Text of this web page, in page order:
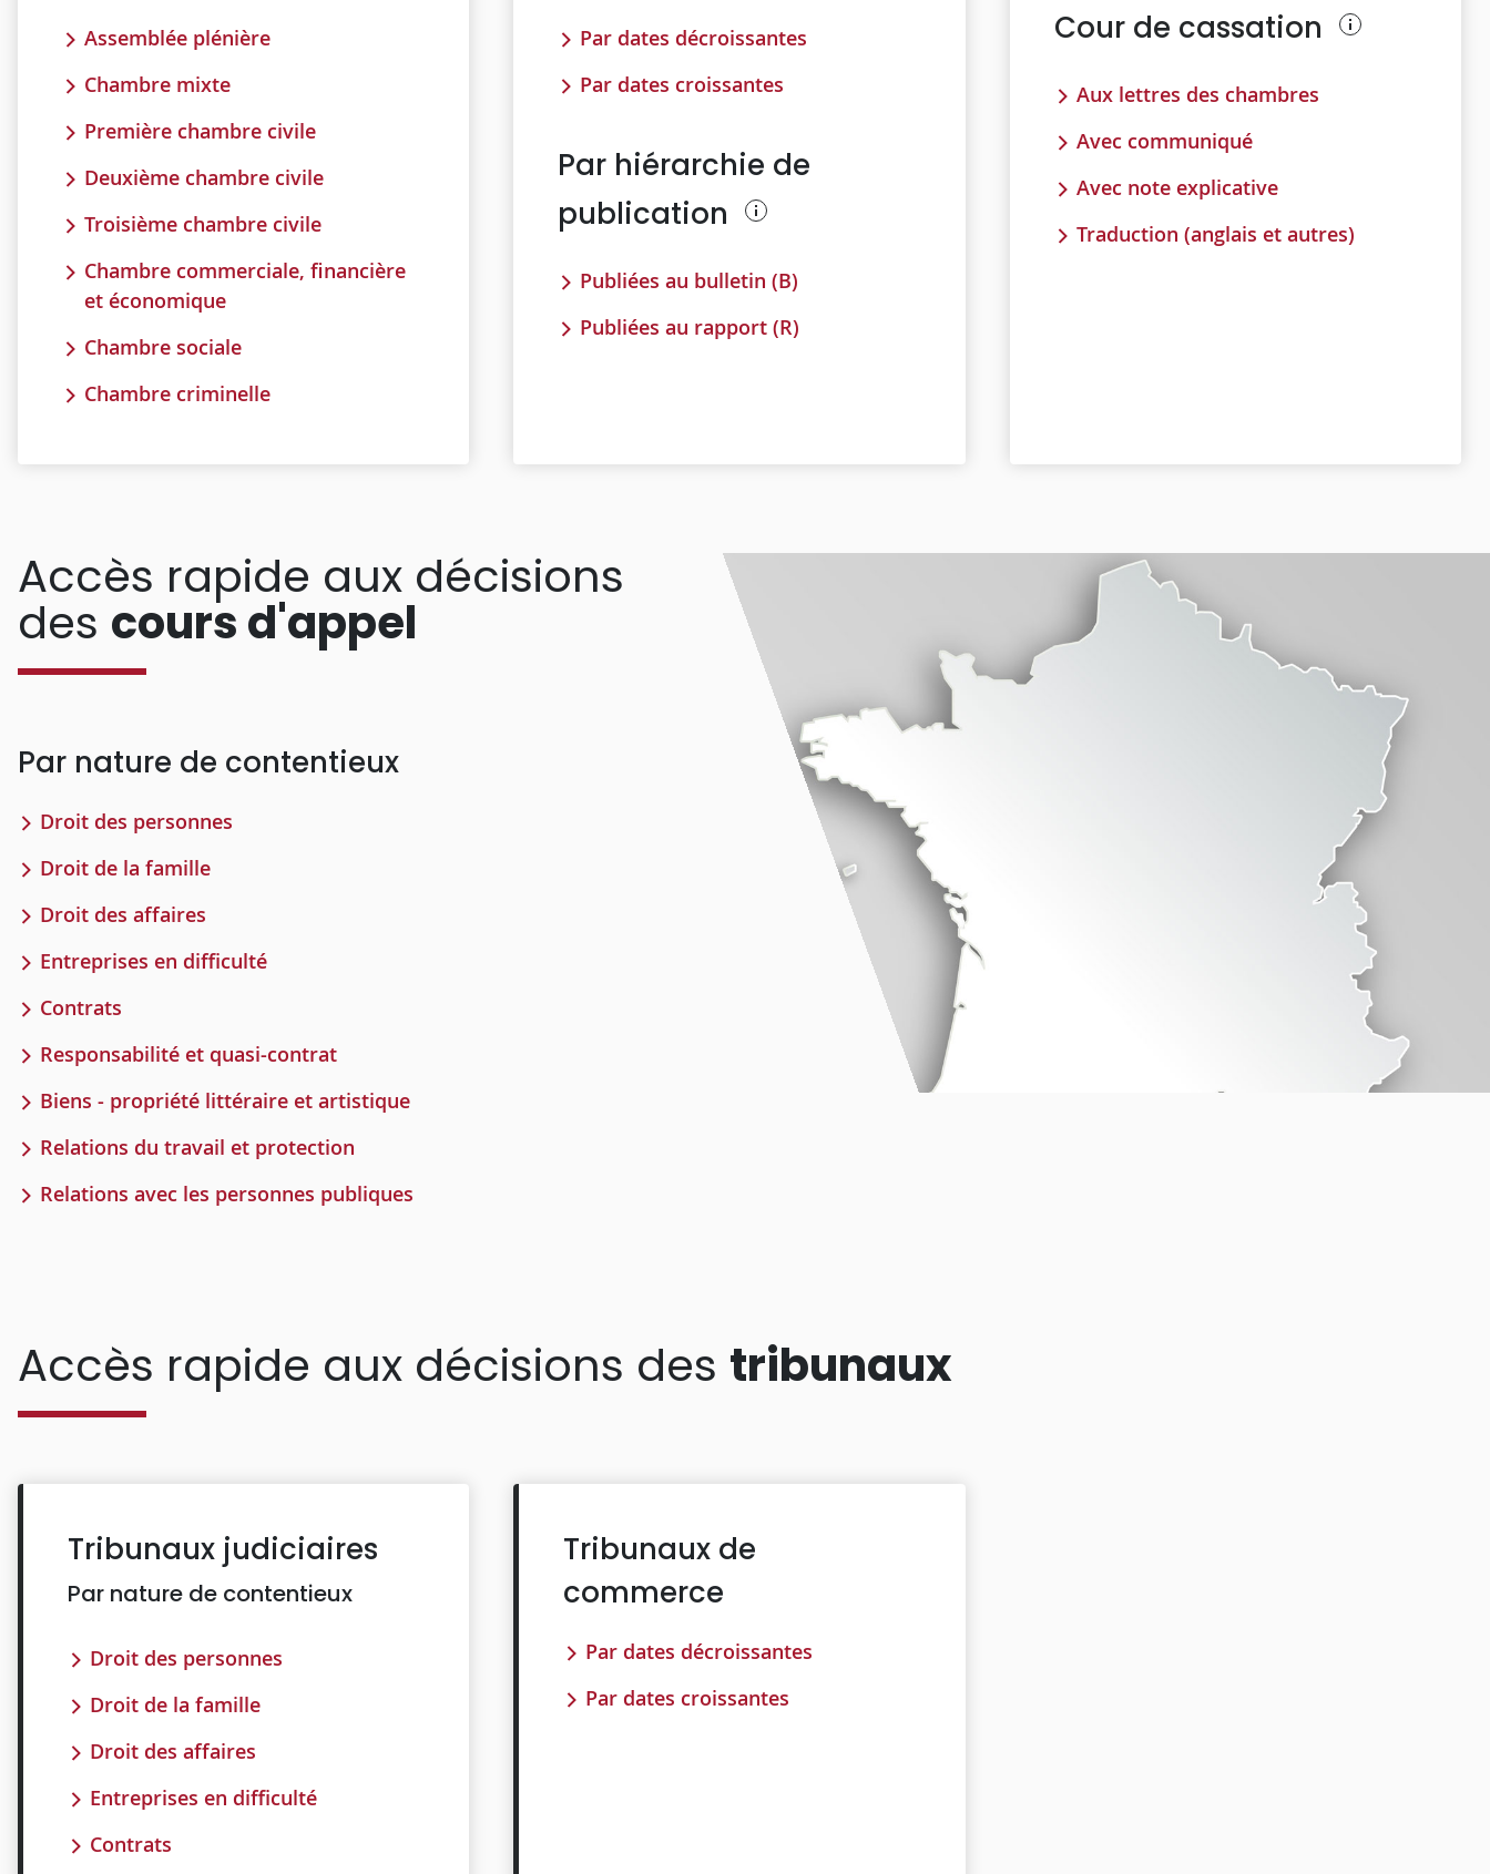
Assemblée plénière
Chambre mixte
Première chambre civile
Deuxième chambre civile
Troisième chambre civile
Chambre commerciale, financière
et économique
Chambre sociale
Chambre criminelle
Par dates décroissantes
Par dates croissantes
Par hiérarchie de
publication
Publiées au bulletin (B)
Publiées au rapport (R)
Cour de cassation
Aux lettres des chambres
Avec communiqué
Avec note explicative
Traduction (anglais et autres)
Accès rapide aux décisions
des cours d'appel
Par nature de contentieux
Droit des personnes
Droit de la famille
Droit des affaires
Entreprises en difficulté
Contrats
Responsabilité et quasi-contrat
Biens - propriété littéraire et artistique
Relations du travail et protection
Relations avec les personnes publiques
Accès rapide aux décisions des tribunaux
Tribunaux judiciaires
Par nature de contentieux
Droit des personnes
Droit de la famille
Droit des affaires
Entreprises en difficulté
Contrats
Tribunaux de
commerce
Par dates décroissantes
Par dates croissantes